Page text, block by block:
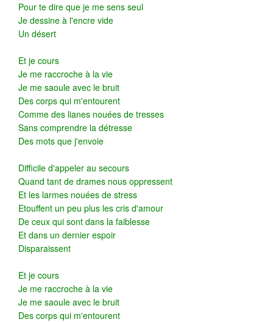
Pour te dire que je me sens seul
Je dessine à l'encre vide
Un désert
Et je cours
Je me raccroche à la vie
Je me saoule avec le bruit
Des corps qui m'entourent
Comme des lianes nouées de tresses
Sans comprendre la détresse
Des mots que j'envoie
Difficile d'appeler au secours
Quand tant de drames nous oppressent
Et les larmes nouées de stress
Etouffent un peu plus les cris d'amour
De ceux qui sont dans la faiblesse
Et dans un dernier espoir
Disparaissent
Et je cours
Je me raccroche à la vie
Je me saoule avec le bruit
Des corps qui m'entourent